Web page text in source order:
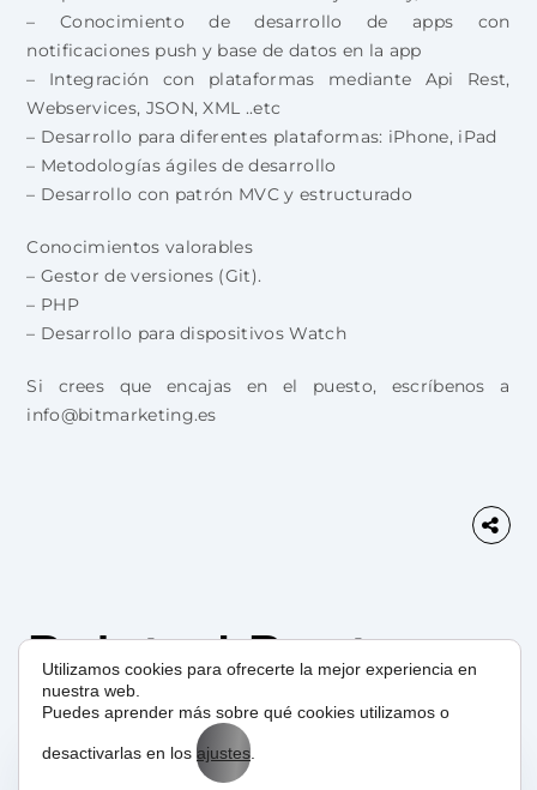
– Conocimiento de desarrollo de apps con
notificaciones push y base de datos en la app
– Integración con plataformas mediante Api Rest,
Webservices, JSON, XML ..etc
– Desarrollo para diferentes plataformas: iPhone, iPad
– Metodologías ágiles de desarrollo
– Desarrollo con patrón MVC y estructurado
Conocimientos valorables
– Gestor de versiones (Git).
– PHP
– Desarrollo para dispositivos Watch
Si crees que encajas en el puesto, escríbenos a
info@bitmarketing.es
Related Posts
Utilizamos cookies para ofrecerte la mejor experiencia en
nuestra web.
Puedes aprender más sobre qué cookies utilizamos o
desactivarlas en los ajustes